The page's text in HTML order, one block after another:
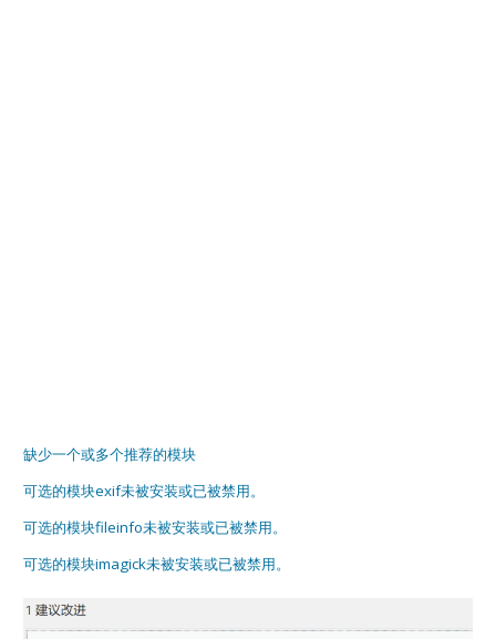
缺少一个或多个推荐的模块
可选的模块exif未被安装或已被禁用。
可选的模块fileinfo未被安装或已被禁用。
可选的模块imagick未被安装或已被禁用。